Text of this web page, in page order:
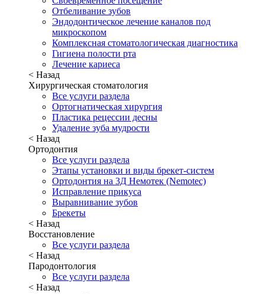
Отбеливание зубов
Эндодонтическое лечение каналов под
микроскопом
Комплексная стоматологическая диагностика
Гигиена полости рта
Лечение кариеса
< Назад
Хирургическая стоматология
Все услуги раздела
Ортогнатическая хирургия
Пластика рецессии десны
Удаление зуба мудрости
< Назад
Ортодонтия
Все услуги раздела
Этапы установки и виды брекет-систем
Ортодонтия на 3Д Немотек (Nemotec)
Исправление прикуса
Выравнивание зубов
Брекеты
< Назад
Восстановление
Все услуги раздела
< Назад
Пародонтология
Все услуги раздела
< Назад